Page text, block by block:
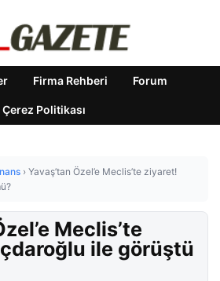
Firma Rehberi Forum
Çerez Politikası
› Yavaş’tan Özel’e Meclis’te ziyaret!
Meclis’te
ile görüştü